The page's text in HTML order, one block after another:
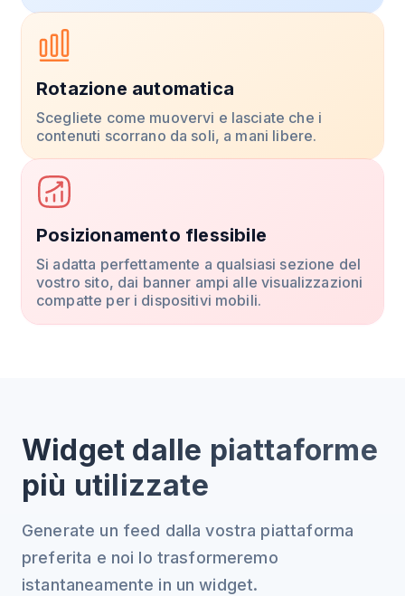
Rotazione automatica
Scegliete come muovervi e lasciate che i
contenuti scorrano da soli, a mani libere.
Posizionamento flessibile
Si adatta perfettamente a qualsiasi sezione del
vostro sito, dai banner ampi alle visualizzazioni
compatte per i dispositivi mobili.
Widget dalle piattaforme
più utilizzate
Generate un feed dalla vostra piattaforma
preferita e noi lo trasformeremo
istantaneamente in un widget.